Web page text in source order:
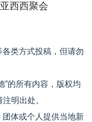
西西聚会
类方式投稿，但请勿
”的所有内容，版权均
明出处。
体或个人提供当地新